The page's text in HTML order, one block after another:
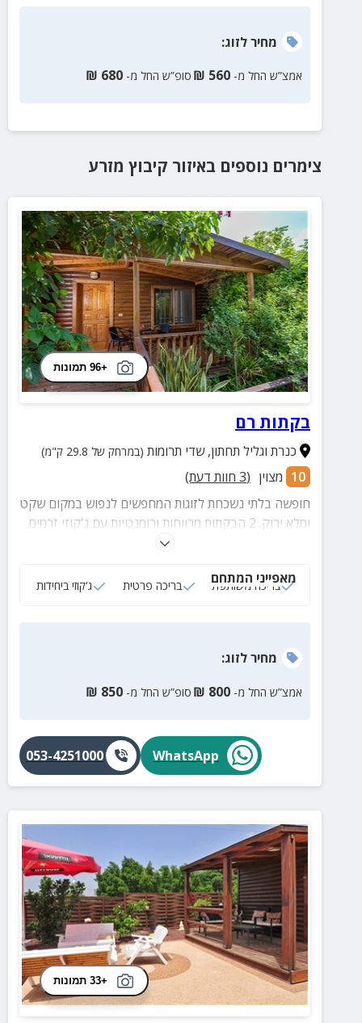
מחירלזוג:
אמצ”ש החל מ- 560
₪ סופ”ש החל מ- 680
₪
צימרים נוספים באיזור קיבוץ מזרע
+96 תמונות
בקתות רם
כנרת וגליל תחתון,שדי תרומות (במרחק של 29.8 ק"מ)
10 מצוין (
3 חוות דעת)
חופשה בלתי נשכחת לזוגות המחפשים לנפוש במקום שקט
ומלא ירוק. 2 הבקתות מרווחות ורומנטיות עם ג'קוזי זרמים
מפנק, מיטה זוגית מחבקת ועוד. חצר המתחם כוללת
הסוויטה
מאפייני המתחם
בריכה משותפת בריכה פרטית ג‘קוזי ביחידות
מחירלזוג:
אמצ”ש החל מ- 800
₪ סופ”ש החל מ- 850
₪
WhatsApp
053-4251000
+33 תמונות